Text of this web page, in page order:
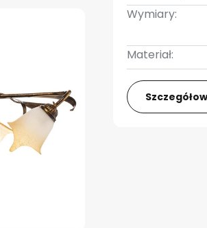
Wymiary:
Materiał: